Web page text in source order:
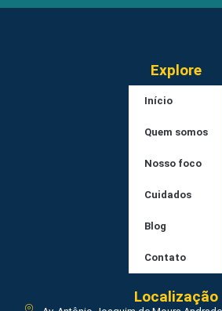
Explore
Início
Quem somos
Nosso foco
Cuidados
Blog
Contato
Localização